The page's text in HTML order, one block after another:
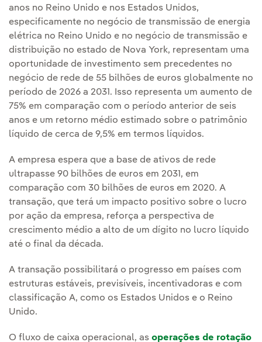
anos no Reino Unido e nos Estados Unidos,
especificamente no negócio de transmissão de energia
elétrica no Reino Unido e no negócio de transmissão e
distribuição no estado de Nova York, representam uma
oportunidade de investimento sem precedentes no
negócio de rede de 55 bilhões de euros globalmente no
período de 2026 a 2031. Isso representa um aumento de
75% em comparação com o período anterior de seis
anos e um retorno médio estimado sobre o patrimônio
líquido de cerca de 9,5% em termos líquidos.
A empresa espera que a base de ativos de rede
ultrapasse 90 bilhões de euros em 2031, em
comparação com 30 bilhões de euros em 2020. A
transação, que terá um impacto positivo sobre o lucro
por ação da empresa, reforça a perspectiva de
crescimento médio a alto de um dígito no lucro líquido
até o final da década.
A transação possibilitará o progresso em países com
estruturas estáveis, previsíveis, incentivadoras e com
classificação A, como os Estados Unidos e o Reino
Unido.
O fluxo de caixa operacional, as operações de rotação